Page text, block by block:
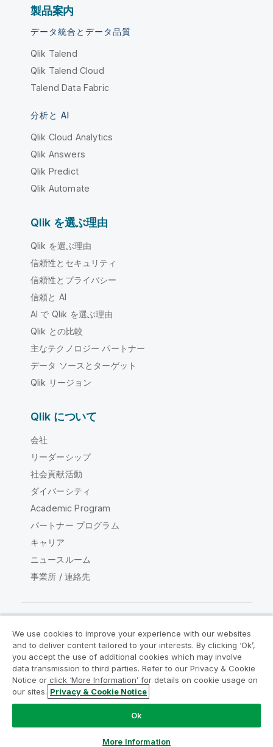
製品案内
データ統合とデータ品質
Qlik Talend
Qlik Talend Cloud
Talend Data Fabric
分析と AI
Qlik Cloud Analytics
Qlik Answers
Qlik Predict
Qlik Automate
Qlik を選ぶ理由
Qlik を選ぶ理由
信頼性とセキュリティ
信頼性とプライバシー
信頼と AI
AI で Qlik を選ぶ理由
Qlik との比較
主なテクノロジー パートナー
データ ソースとターゲット
Qlik リージョン
Qlik について
会社
リーダーシップ
社会貢献活動
ダイバーシティ
Academic Program
パートナー プログラム
キャリア
ニュースルーム
事業所 / 連絡先
Qlik コミュニティ
法的契約 製品規約
Legal Policies
リーガルポリシー
利用規約
Do Not Share My Info
Copyright © 1993-2026 QlikTech International AB.無断複写・
We use cookies to improve your experience with our websites
and to deliver content tailored to your interests. By clicking ‘Ok’,
you accept the use of additional cookies which may involve
data transmission to third parties. Refer to our Privacy & Cookie
Notice or click ‘More Information’ for details on cookie usage on
our sites. Privacy & Cookie Notice
Ok
More Information